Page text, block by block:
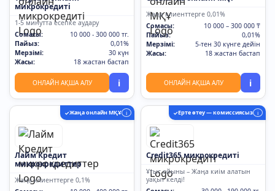
микрокредиті
1-5 минутта есепке аудару
Сомасы:
10 000 - 300 000 тг.
Пайыз:
0,01%
Мерзімі:
30 күн
Жасы:
18 жастан бастап
ОНЛАЙН АҚША АЛУ i
Жаңа клиенттерге 0,01%
Сомасы:
10 000 – 300 000 ₸
Пайыз:
0,01%
Мерзімі:
5-тен 30 күнге дейін
Жасы:
18 жастан бастап
ОНЛАЙН АҚША АЛУ i
✓Жаңа онлайн МҚҰ i
Лайм Кредит
микрокредиттер
Жаңа клиенттерге 0,1%
✓Ерте өтеу — комиссиясыз i
Credit365 микрокредиті
Ұтыс ойыны – Жаңа киім алатын
уақыт келді!